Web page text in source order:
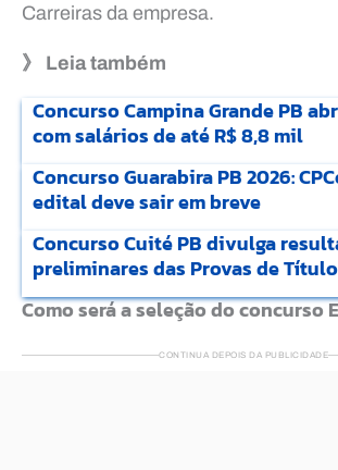
Carreiras da empresa.
》 Leia também
Concurso Campina Grande PB
com salários de até R$ 8,8 mil
Concurso Guarabira PB 2026:
edital deve sair em breve
Concurso Cuité PB divulga
preliminares das Provas de
Como será a seleção do concurso
CONTINUA DEPOIS DA PUBLICIDADE